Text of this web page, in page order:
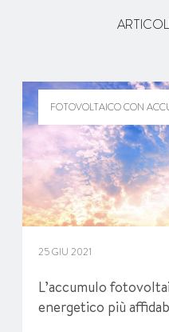
FOTOVOLTAICO CON
25 GIU 2021
L’accumulo
energetico più